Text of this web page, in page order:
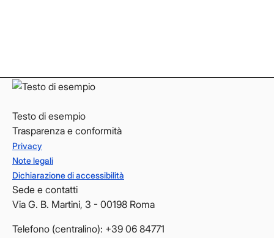
Testo di esempio
Trasparenza e conformità
Privacy
Note legali
Dichiarazione di accessibilità
Sede e contatti
Via G. B. Martini, 3 - 00198 Roma
Telefono (centralino): +39 06 84771